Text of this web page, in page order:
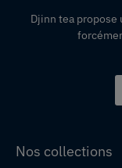
Djinn tea propose
Nos collections